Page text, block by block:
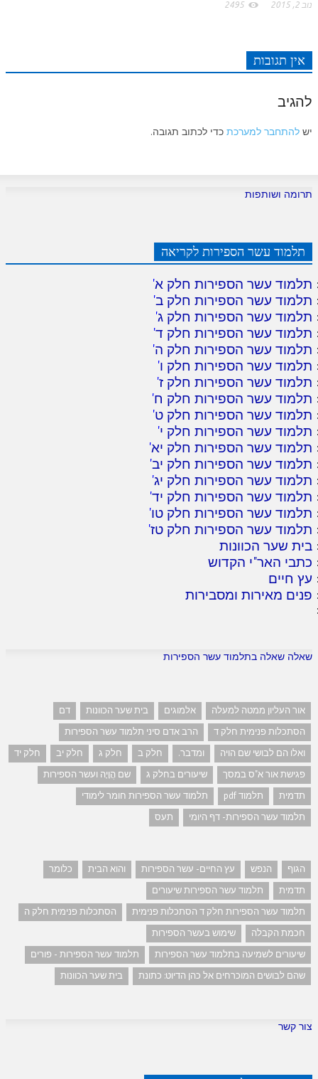
לאתר ספר הרב
נוב 2, 2015 2495
אין תגובות
להגיב
יש להתחבר למערכת כדי לכתוב תגובה.
תרומה ושותפות
תלמוד עשר הספירות לקריאה
תלמוד עשר הספירות חלק א'
תלמוד עשר הספירות חלק ב'
תלמוד עשר הספירות חלק ג'
תלמוד עשר הספירות חלק ד'
תלמוד עשר הספירות חלק ה'
תלמוד עשר הספירות חלק ו'
תלמוד עשר הספירות חלק ז'
תלמוד עשר הספירות חלק ח'
תלמוד עשר הספירות חלק ט'
תלמוד עשר הספירות חלק י'
תלמוד עשר הספירות חלק יא'
תלמוד עשר הספירות חלק יב'
תלמוד עשר הספירות חלק יג'
תלמוד עשר הספירות חלק יד'
תלמוד עשר הספירות חלק טו'
תלמוד עשר הספירות חלק טז'
בית שער הכוונות
כתבי האר"י הקדוש
עץ חיים
פנים מאירות ומסבירות
שאלה שאלה בתלמוד עשר הספירות
אור העליון ממטה למעלה אלמוגים בית שער הכוונות
דם
הסתכלות פנימית חלק ד
הרב אדם סיני תלמוד עשר הספירות
ואלו הם לבושי שם הויה
ומדבר. חלק ב חלק ג חלק יב
חלק יד
פגישת אור א"ס במסך
שיעורים בחלק ג
שם הֲוָיָה ועשר הספירות
תדמית
תלמוד pdf
תלמוד עשר הספירות חומר לימודי
תלמוד עשר הספירות- דף היומי
תעס
הגוף הנפש עץ החיים- עשר הספירות והוא הבית
כלומר
תדמית
תלמוד עשר הספירות שיעורים
תלמוד עשר הספירות חלק ד הסתכלות פנימית
הסתכלות פנימית חלק ה
חכמת הקבלה
שימוש בעשר הספירות
שיעורים לשמיעה בתלמוד עשר הספירות
תלמוד עשר הספירות - פורים
שהם לבושים המוכרחים אל כהן הדיוט: כתונת
בית שער הכוונות
צור קשר